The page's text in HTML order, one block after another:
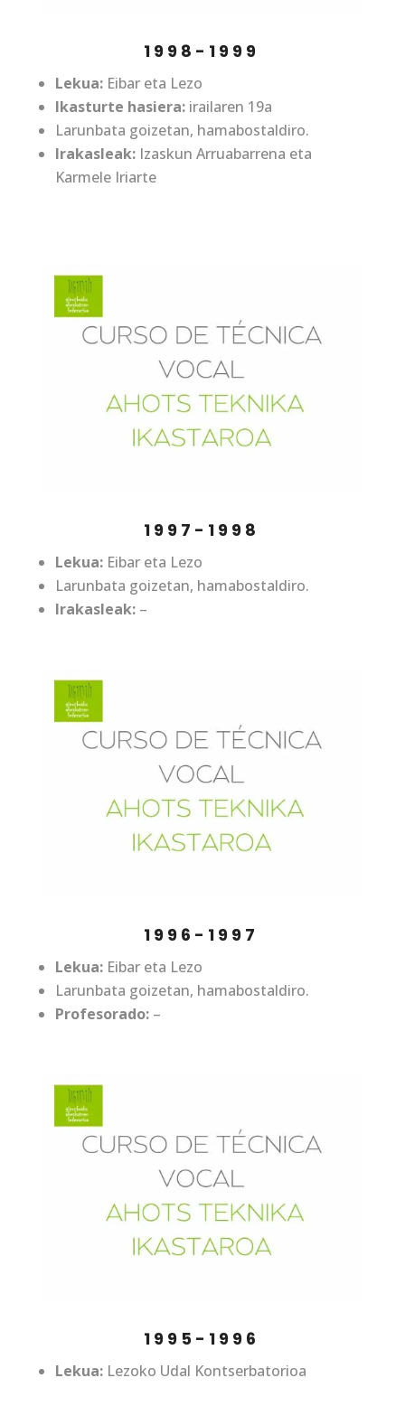
1998-1999
Lekua:Eibar eta Lezo
Ikasturte hasiera:irailaren 19a
Larunbata goizetan, hamabostaldiro.
Irakasleak:Izaskun Arruabarrena eta
Karmele Iriarte
1997-1998
Lekua:Eibar eta Lezo
Larunbata goizetan, hamabostaldiro.
Irakasleak:–
1996-1997
Lekua:Eibar eta Lezo
Larunbata goizetan, hamabostaldiro.
Profesorado:–
1995-1996
Lekua:Lezoko Udal Kontserbatorioa